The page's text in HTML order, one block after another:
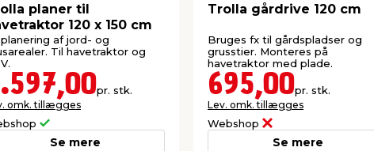
planer til
120 x 150 cm
af jord- og
Til havetraktor og
pr. stk.
omk. tillægges
Se mere
Trolla gårdrive 120 cm
Bruges fx til gårdspladser og
grusstier. Monteres på
havetraktor med plade.
695,00pr. stk.
Lev. omk. tillægges
Webshop
Se mere